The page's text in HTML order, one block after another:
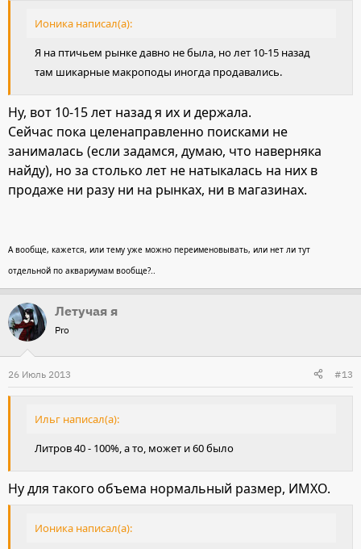
Ионика написал(а):
Я на птичьем рынке давно не была, но лет 10-15 назад
там шикарные макроподы иногда продавались.
Ну, вот 10-15 лет назад я их и держала.
Сейчас пока целенаправленно поисками не
занималась (если задамся, думаю, что наверняка
найду), но за столько лет не натыкалась на них в
продаже ни разу ни на рынках, ни в магазинах.
А вообще, кажется, или тему уже можно переименовывать, или нет ли тут
отдельной по аквариумам вообще?..
Летучая я
Pro
26 Июль 2013 #13
Ильг написал(а):
Литров 40 - 100%, а то, может и 60 было
Ну для такого объема нормальный размер, ИМХО.
Ионика написал(а):